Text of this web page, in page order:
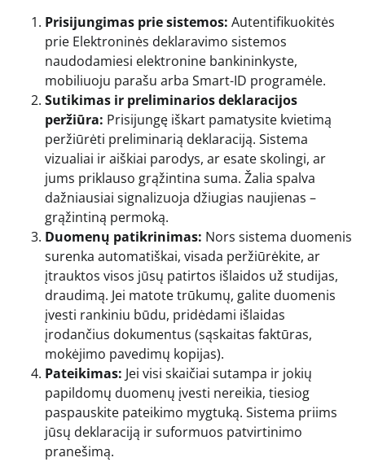
Prisijungimas prie sistemos: Autentifikuokitės
prie Elektroninės deklaravimo sistemos
naudodamiesi elektronine bankininkyste,
mobiliuoju parašu arba Smart-ID programėle.
Sutikimas ir preliminarios deklaracijos
peržiūra: Prisijungę iškart pamatysite kvietimą
peržiūrėti preliminarią deklaraciją. Sistema
vizualiai ir aiškiai parodys, ar esate skolingi, ar
jums priklauso grąžintina suma. Žalia spalva
dažniausiai signalizuoja džiugias naujienas –
grąžintiną permoką.
Duomenų patikrinimas: Nors sistema duomenis
surenka automatiškai, visada peržiūrėkite, ar
įtrauktos visos jūsų patirtos išlaidos už studijas,
draudimą. Jei matote trūkumų, galite duomenis
įvesti rankiniu būdu, pridėdami išlaidas
įrodančius dokumentus (sąskaitas faktūras,
mokėjimo pavedimų kopijas).
Pateikimas: Jei visi skaičiai sutampa ir jokių
papildomų duomenų įvesti nereikia, tiesiog
paspauskite pateikimo mygtuką. Sistema priims
jūsų deklaraciją ir suformuos patvirtinimo
pranešimą.